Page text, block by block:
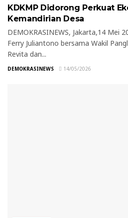
KDKMP Didorong Perkuat
Kemandirian Desa
DEMOKRASINEWS, Jakarta,14 Mei
Ferry Juliantono bersama Wakil
Revita dan...
DEMOKRASINEWS 14/05/2026